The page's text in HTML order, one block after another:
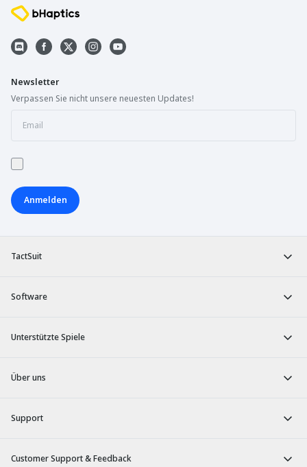
TactSuit
Software
Unterstützte Spiele
Über uns
Support
Customer Support & Feedback
Newsletter
Verpassen Sie nicht unsere neuesten Updates!
Anmelden